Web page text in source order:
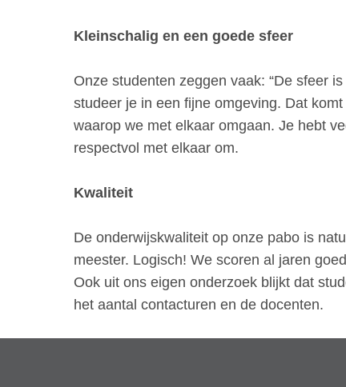
Kleinschalig en een goede sfeer
Onze studenten zeggen vaak: “De sfeer
studeer je in een fijne omgeving. Dat
waarop we met elkaar omgaan. Je hebt
respectvol met elkaar om.
Kwaliteit
De onderwijskwaliteit op onze pabo is
meester. Logisch! We scoren al jaren
Ook uit ons eigen onderzoek blijkt dat
het aantal contacturen en de docenten.